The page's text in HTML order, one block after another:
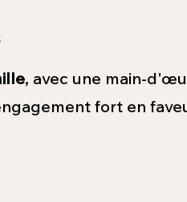
, avec une main-
fort en